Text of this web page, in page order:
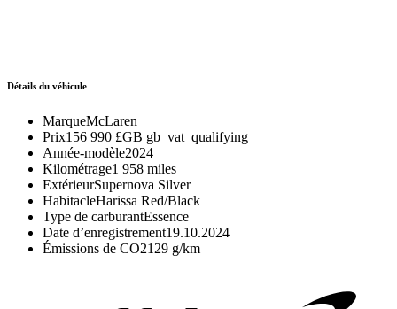
Détails du véhicule
MarqueMcLaren
Prix156 990 £GB gb_vat_qualifying
Année-modèle2024
Kilométrage1 958 miles
ExtérieurSupernova Silver
HabitacleHarissa Red/Black
Type de carburantEssence
Date d’enregistrement19.10.2024
Émissions de CO2129 g/km